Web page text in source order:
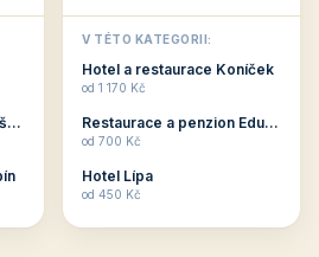
Šikland u Zvole nad Pernštejnem
jsou pro Vás připraveny
objekty, které mají
zkušenosti pořádat i
menší firemní akce a
ob...
V TÉTO KATEGORII:
Hotel a restaurace Koníček
od 1 170 Kč
Restaurace a penzion Eduard
od 700 Kč
Hotel Lípa
od 450 Kč